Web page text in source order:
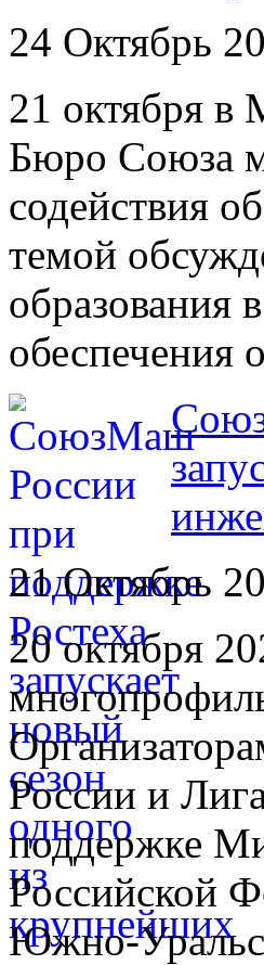
24 Октябрь
21 октября в
Бюро Союза
содействия
темой
образования
обеспечения
21 Октябрь
20 октября
России и
поддержке
Российской
Южно-